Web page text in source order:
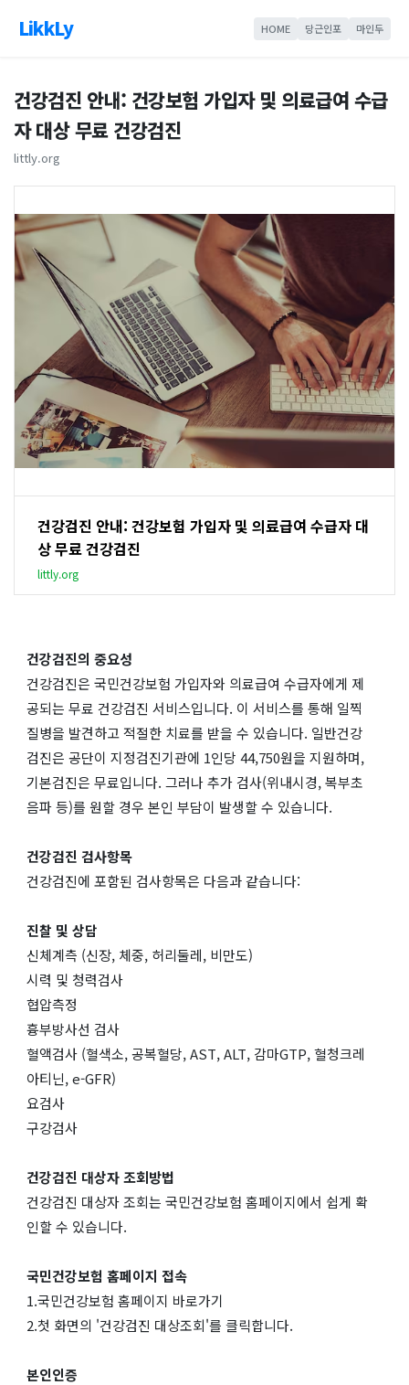
LikkLy HOME 당근인포 마인두
건강검진 안내: 건강보험 가입자 및 의료급여 수급
자 대상 무료 건강검진
littly.org
건강검진 안내: 건강보험 가입자 및 의료급여 수급자 대
상 무료 건강검진
littly.org
건강검진의 중요성
건강검진은 국민건강보험 가입자와 의료급여 수급자에게 제
공되는 무료 건강검진 서비스입니다. 이 서비스를 통해 일찍
질병을 발견하고 적절한 치료를 받을 수 있습니다. 일반건강
검진은 공단이 지정검진기관에 1인당 44,750원을 지원하며,
기본검진은 무료입니다. 그러나 추가 검사(위내시경, 복부초
음파 등)를 원할 경우 본인 부담이 발생할 수 있습니다.
건강검진 검사항목
건강검진에 포함된 검사항목은 다음과 같습니다:
진찰 및 상담
신체계측 (신장, 체중, 허리둘레, 비만도)
시력 및 청력검사
협압측정
흉부방사선 검사
혈액검사 (혈색소, 공복혈당, AST, ALT, 감마GTP, 혈청크레
아티닌, e-GFR)
요검사
구강검사
건강검진 대상자 조회방법
건강검진 대상자 조회는 국민건강보험 홈페이지에서 쉽게 확
인할 수 있습니다.
국민건강보험 홈페이지 접속
1.국민건강보험 홈페이지 바로가기
2.첫 화면의 '건강검진 대상조회'를 클릭합니다.
본인인증